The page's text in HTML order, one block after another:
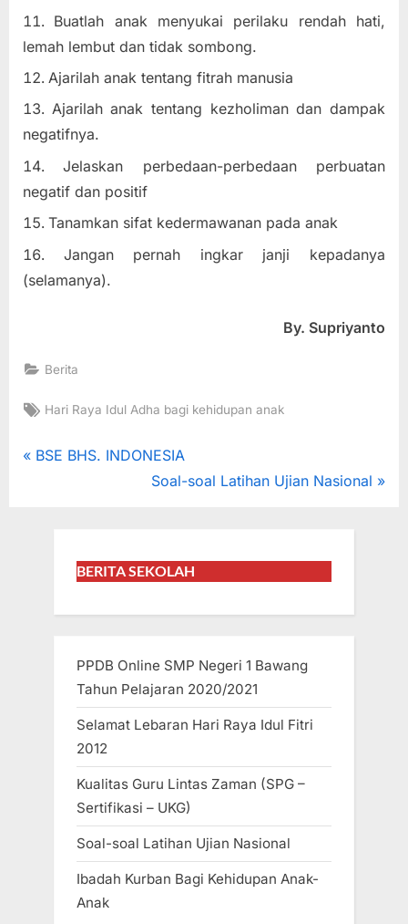
Buatlah anak menyukai perilaku rendah hati,
lemah lembut dan tidak sombong.
Ajarilah anak tentang fitrah manusia
Ajarilah anak tentang kezholiman dan dampak
negatifnya.
Jelaskan perbedaan-perbedaan perbuatan
negatif dan positif
Tanamkan sifat kedermawanan pada anak
Jangan pernah ingkar janji kepadanya
(selamanya).
By. Supriyanto
Berita
Tags:
Hari Raya Idul Adha bagi kehidupan anak
Navigasi
P
BSE BHS. INDONESIA
N
P
t
:
Soal-soal Latihan Ujian Nasional
BERITA SEKOLAH
PPDB Online SMP Negeri 1 Bawang
Tahun Pelajaran 2020/2021
Selamat Lebaran Hari Raya Idul Fitri
2012
Kualitas Guru Lintas Zaman (SPG –
Sertifikasi – UKG)
Soal-soal Latihan Ujian Nasional
Ibadah Kurban Bagi Kehidupan Anak-
Anak